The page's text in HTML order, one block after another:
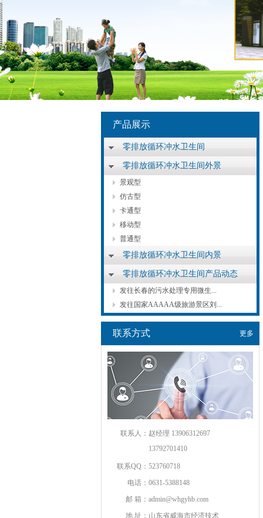
产品展示
零排放循环冲水卫生间
零排放循环冲水卫生间外景
景观型
仿古型
卡通型
移动型
普通型
零排放循环冲水卫生间内景
零排放循环冲水卫生间产品动态
发往长春的污水处理专用微生...
发往国家AAAAA级旅游景区刘...
更多
联系方式
联系人： 赵经理 13906312697
13792701410
联系QQ： 523760718
电话： 0631-5388148
邮 箱： admin@whgyhb.com
地 址： 山东省威海市经济技术